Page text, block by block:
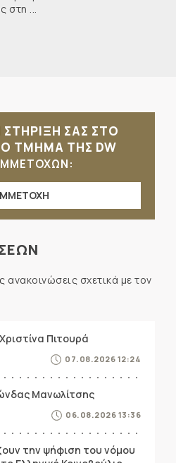
στη ...
ΣΑΣ ΣΤΟ
ΤΜΗΜΑ ΤΗΣ DW
ανακοινώσεις σχετικά με τον
Πιτουρά
07.08.2026 12:24
Μανωλίτσης
06.08.2026 13:36
την ψήφιση του νόμου